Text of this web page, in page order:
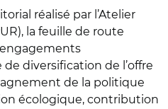
réalisé par l’Atelier
la feuille de route
diversification de l’offre
de la politique
écologique, contribution